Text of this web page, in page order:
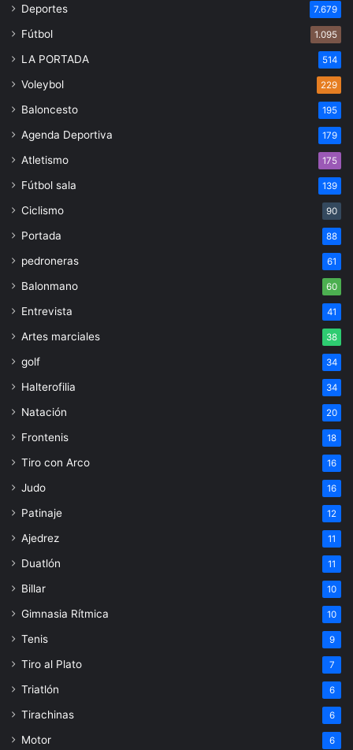
Deportes 7.679
Fútbol 1.095
LA PORTADA 514
Voleybol 229
Baloncesto 195
Agenda Deportiva 179
Atletismo 175
Fútbol sala 139
Ciclismo 90
Portada 88
pedroneras 61
Balonmano 60
Entrevista 41
Artes marciales 38
golf 34
Halterofilia 34
Natación 20
Frontenis 18
Tiro con Arco 16
Judo 16
Patinaje 12
Ajedrez 11
Duatlón 11
Billar 10
Gimnasia Rítmica 10
Tenis 9
Tiro al Plato 7
Triatlón 6
Tirachinas 6
Motor 6